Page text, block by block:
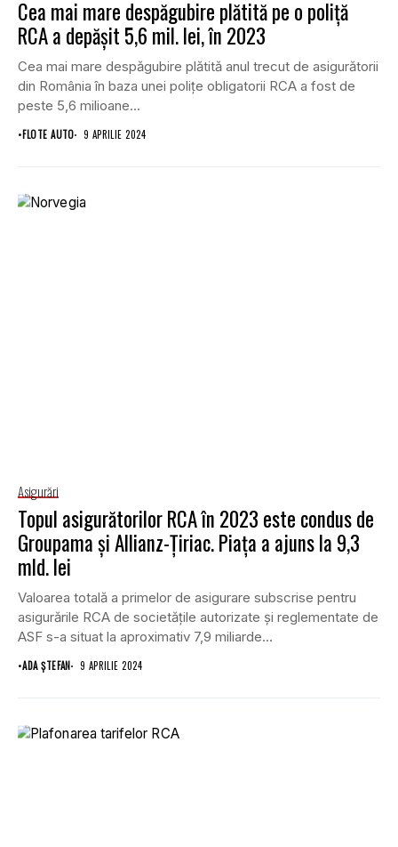
Cea mai mare despăgubire plătită pe o poliţă
RCA a depăşit 5,6 mil. lei, în 2023
Cea mai mare despăgubire plătită anul trecut de asigurătorii
din România în baza unei poliţe obligatorii RCA a fost de
peste 5,6 milioane...
•FLOTE AUTO 9 APRILIE 2024
Asigurări
Topul asigurătorilor RCA în 2023 este condus de
Groupama și Allianz-Țiriac. Piața a ajuns la 9,3
mld. lei
Valoarea totală a primelor de asigurare subscrise pentru
asigurările RCA de societățile autorizate și reglementate de
ASF s-a situat la aproximativ 7,9 miliarde...
•ADA ȘTEFAN 9 APRILIE 2024